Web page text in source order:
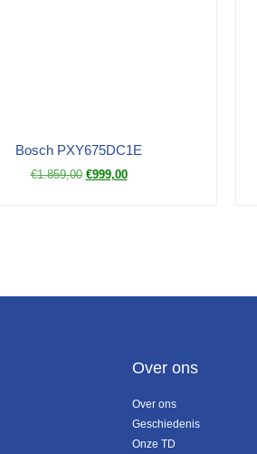
Bosch PXY675DC1E
€1.859,00 €999,00
Over ons
Over ons
Geschiedenis
Onze TD